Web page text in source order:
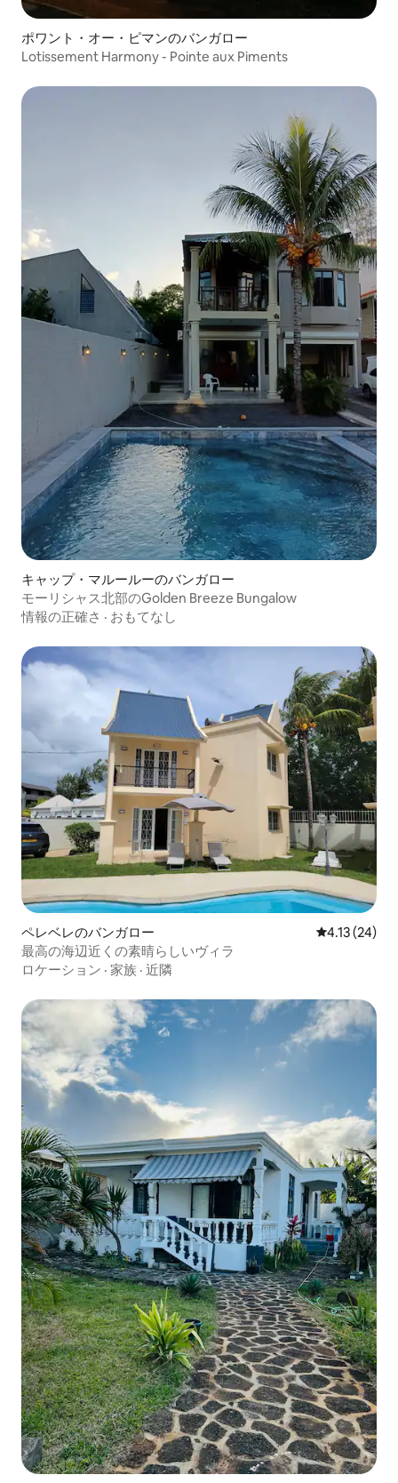
ポワント・オー・ピマンのバンガロー
Lotissement Harmony - Pointe aux Piments
キャップ・マルールーのバンガロー
モーリシャス北部のGolden Breeze Bungalow
情報の正確さ · おもてなし
ペレベレのバンガロー レビュー24
4.13 (24)
最高の海辺近くの素晴らしいヴィラ
ロケーション · 家族 · 近隣